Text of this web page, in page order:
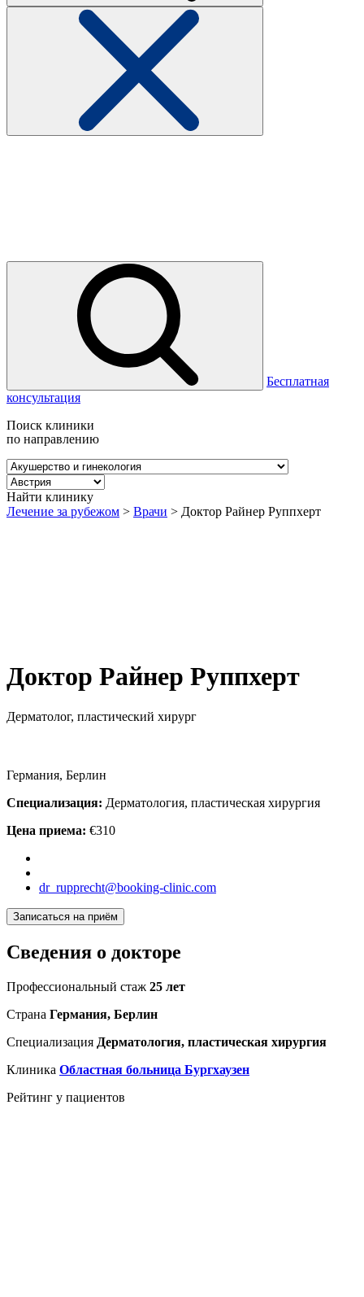
Бесплатная
консультация
Поиск клиники
по направлению
Найти клинику
Лечение за рубежом > Врачи > Доктор Райнер Руппхерт
Доктор Райнер Руппхерт
Дерматолог, пластический хирург
Германия, Берлин
Специализация: Дерматология, пластическая хирургия
Цена приема: €310
dr_rupprecht@booking-clinic.com
Записаться на приём
Сведения о докторе
Профессиональный стаж 25 лет
Страна Германия, Берлин
Специализация Дерматология, пластическая хирургия
Клиника Областная больница Бургхаузен
Рейтинг у пациентов